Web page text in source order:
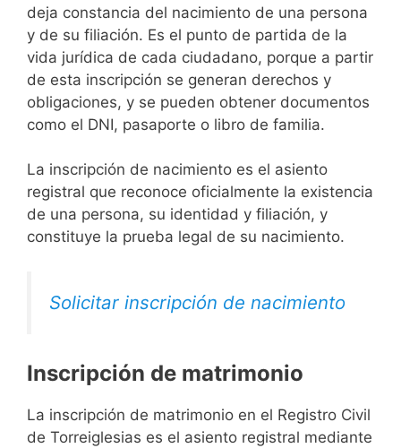
deja constancia del nacimiento de una persona
y de su filiación. Es el punto de partida de la
vida jurídica de cada ciudadano, porque a partir
de esta inscripción se generan derechos y
obligaciones, y se pueden obtener documentos
como el DNI, pasaporte o libro de familia.
La inscripción de nacimiento es el asiento
registral que reconoce oficialmente la existencia
de una persona, su identidad y filiación, y
constituye la prueba legal de su nacimiento.
Solicitar inscripción de nacimiento
Inscripción de matrimonio
La inscripción de matrimonio en el Registro Civil
de Torreiglesias es el asiento registral mediante